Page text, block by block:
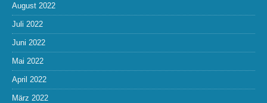
August 2022
Juli 2022
Juni 2022
Mai 2022
April 2022
März 2022